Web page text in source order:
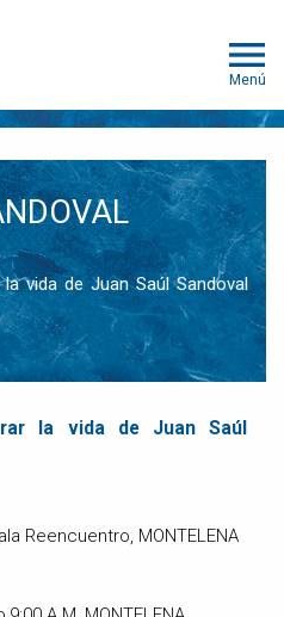
Menú
vida de Juan Saúl Sandoval
la vida de Juan Saúl
Reencuentro, MONTELENA